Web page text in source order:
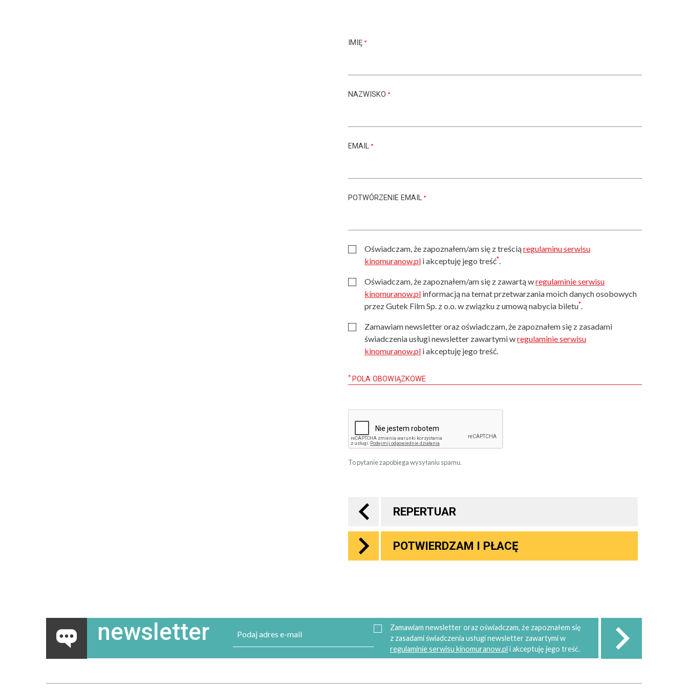
IMIĘ
NAZWISKO
EMAIL
POTWÓRZENIE EMAIL
Oświadczam, że zapoznałem/am się z treściąregulaminu serwisu
kinomuranow.pl i akceptuję jego treść*.
Oświadczam, że zapoznałem/am się z zawartą wregulaminie serwisu
kinomuranow.pl informacją na temat przetwarzania moich danych osobowych
przez Gutek Film Sp. z o.o. w związku z umową nabycia biletu*.
Zamawiam newsletter oraz oświadczam, że zapoznałem się z zasadami
świadczenia usługi newsletter zawartymi wregulaminie serwisu
kinomuranow.pl i akceptuję jego treść.
* POLA OBOWIĄZKOWE
REPERTUAR
To pytanie zapobiega wysyłaniu spamu.
POTWIERDZAM I PŁACĘ
newsletter
Zamawiam newsletter oraz oświadczam, że zapoznałem się
z zasadami świadczenia usługi newsletter zawartymi w
regulaminie serwisu kinomuranow.pl i akceptuję jego treść.